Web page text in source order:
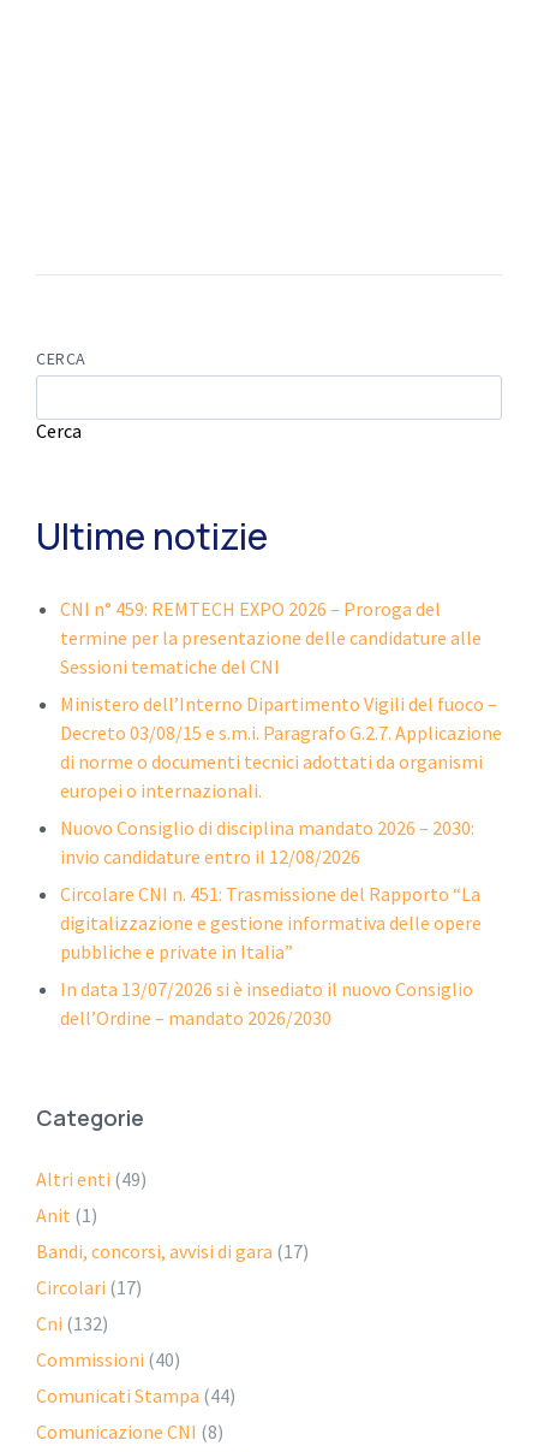
CERCA
Cerca
Ultime notizie
CNI n° 459: REMTECH EXPO 2026 – Proroga del
termine per la presentazione delle candidature alle
Sessioni tematiche del CNI
Ministero dell’Interno Dipartimento Vigili del fuoco –
Decreto 03/08/15 e s.m.i. Paragrafo G.2.7. Applicazione
di norme o documenti tecnici adottati da organismi
europei o internazionali.
Nuovo Consiglio di disciplina mandato 2026 – 2030:
invio candidature entro il 12/08/2026
Circolare CNI n. 451: Trasmissione del Rapporto “La
digitalizzazione e gestione informativa delle opere
pubbliche e private in Italia”
In data 13/07/2026 si è insediato il nuovo Consiglio
dell’Ordine – mandato 2026/2030
Categorie
Altri enti (49)
Anit (1)
Bandi, concorsi, avvisi di gara (17)
Circolari (17)
Cni (132)
Commissioni (40)
Comunicati Stampa (44)
Comunicazione CNI (8)